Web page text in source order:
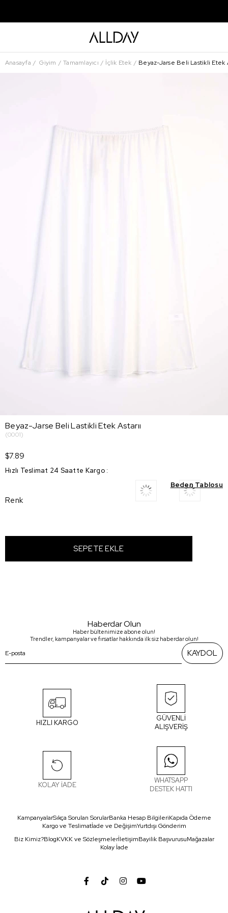
Anasayfa Giyim Tamamlayıcı İçlik Etek Beyaz-Jarse Beli Lastikli Etek
Beyaz-Jarse Beli Lastikli Etek Astarıı
(0001)
$7.89
Hızlı Teslimat 24 Saatte Kargo :
Beden Tablosu
Renk
Haberdar Olun
Haber bültenimize abone olun!
Trendler, kampanyalar ve fırsatlar hakkında ilk siz haberdar olun!
KAYDOL
HIZLI KARGO
GÜVENLİ
ALIŞVERİŞ
KOLAY İADE
WHATSAPP
DESTEK HATTI
KampanyalarSıkça Sorulan SorularBanka Hesap BilgileriKapıda Ödeme
Kargo ve Teslimatİade ve DeğişimYurtdışı Gönderim
Biz Kimiz?BlogKVKK ve SözleşmelerİletişimBayilik BaşvurusuMağazalar
Kolay İade